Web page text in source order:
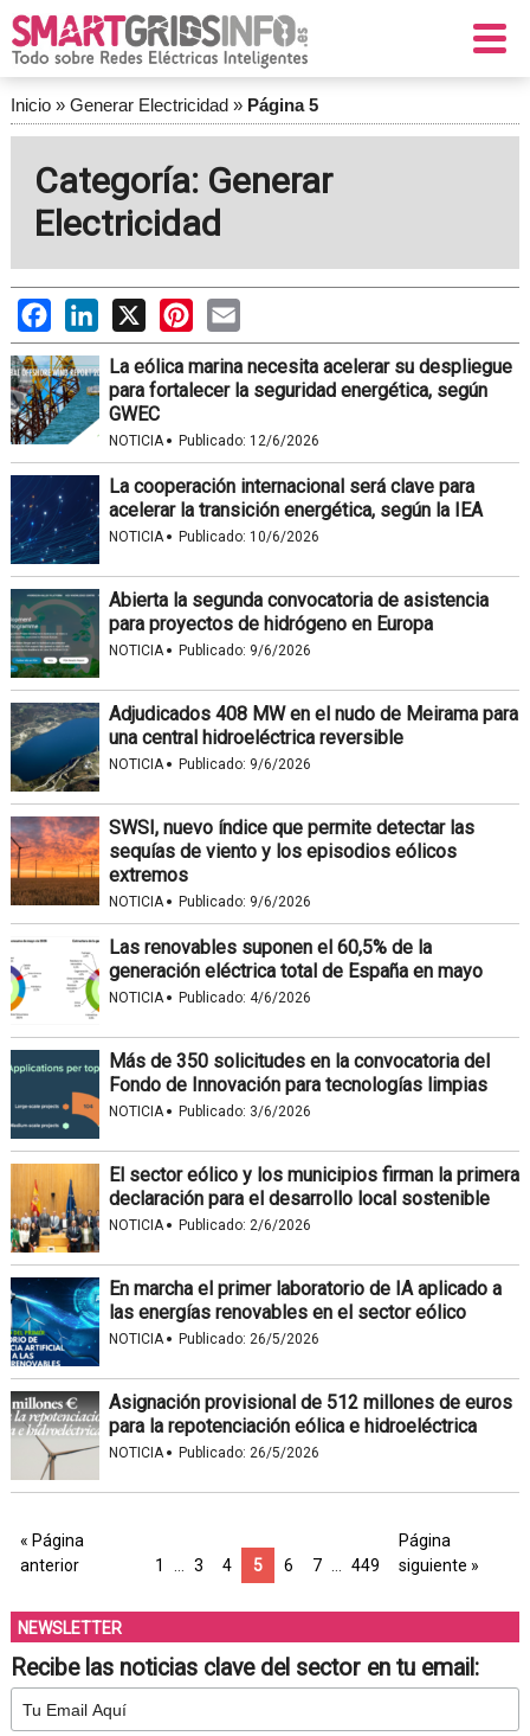
Inicio» Generar Electricidad» Página 5
Categoría: Generar
Electricidad
FacebookLinkedIn
X PinterestEmail
La eólica marina necesita acelerar su despliegue
para fortalecer la seguridad energética, según
GWEC
NOTICIA· Publicado: 12/6/2026
La cooperación internacional será clave para
acelerar la transición energética, según la IEA
NOTICIA· Publicado: 10/6/2026
Abierta la segunda convocatoria de asistencia
para proyectos de hidrógeno en Europa
NOTICIA· Publicado: 9/6/2026
Adjudicados 408 MW en el nudo de Meirama para
una central hidroeléctrica reversible
NOTICIA· Publicado: 9/6/2026
SWSI, nuevo índice que permite detectar las
sequías de viento y los episodios eólicos
extremos
NOTICIA· Publicado: 9/6/2026
Las renovables suponen el 60,5% de la
generación eléctrica total de España en mayo
NOTICIA· Publicado: 4/6/2026
Más de 350 solicitudes en la convocatoria del
Fondo de Innovación para tecnologías limpias
NOTICIA· Publicado: 3/6/2026
El sector eólico y los municipios firman la primera
declaración para el desarrollo local sostenible
NOTICIA· Publicado: 2/6/2026
En marcha el primer laboratorio de IA aplicado a
las energías renovables en el sector eólico
NOTICIA· Publicado: 26/5/2026
Asignación provisional de 512 millones de euros
para la repotenciación eólica e hidroeléctrica
NOTICIA· Publicado: 26/5/2026
« Página
anterior
1 3 4 5 6 7 449
Página
siguiente »
NEWSLETTER
Recibe las noticias clave del sector en tu email: